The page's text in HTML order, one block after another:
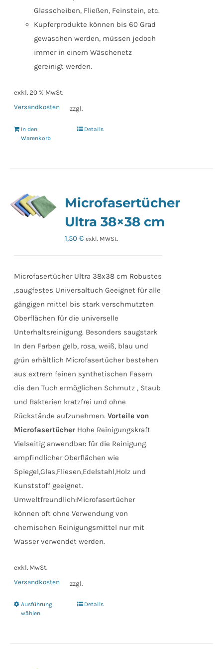
Glasscheiben, Fließen, Feinstein, etc.
Kupferprodukte können bis 60 Grad
gewaschen werden, müssen jedoch
immer in einem Wäschenetz
gereinigt werden.
exkl. 20 % MwSt.
zzgl.
Versandkosten
In den
Warenkorb
Details
Microfasertücher
Ultra 38×38 cm
1,50€ exkl. MWSt.
Microfasertücher Ultra 38x38 cm Robustes
,saugfestes Universaltuch Geeignet für alle
gängigen mittel bis stark verschmutzten
Oberflächen für die universelle
Unterhaltsreinigung. Besonders saugstark
In den Farben gelb, rosa, weiß, blau und
grün erhältlich Microfasertücher bestehen
aus extrem feinen synthetischen Fasern
die den Tuch ermöglichen Schmutz , Staub
und Bakterien kratzfrei und ohne
Rückstände aufzunehmen.Vorteile von
Microfasertücher Hohe Reinigungskraft
Vielseitig anwendbar: für die Reinigung
empfindlicher Oberflächen wie
Spiegel,Glas,Fliesen,Edelstahl,Holz und
Kunststoff geeignet.
Umweltfreundlich:Microfasertücher
können oft ohne Verwendung von
chemischen Reinigungsmittel nur mit
Wasser verwendet werden.
exkl. MwSt.
zzgl.
Versandkosten
Ausführung
wählen
Dieses
Details